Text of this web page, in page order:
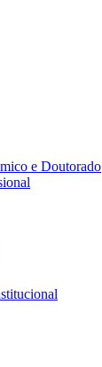
e Doutorado